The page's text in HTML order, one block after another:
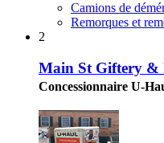
Camions de
Remorques et
2
Main St Giftery &
Concessionnaire U-